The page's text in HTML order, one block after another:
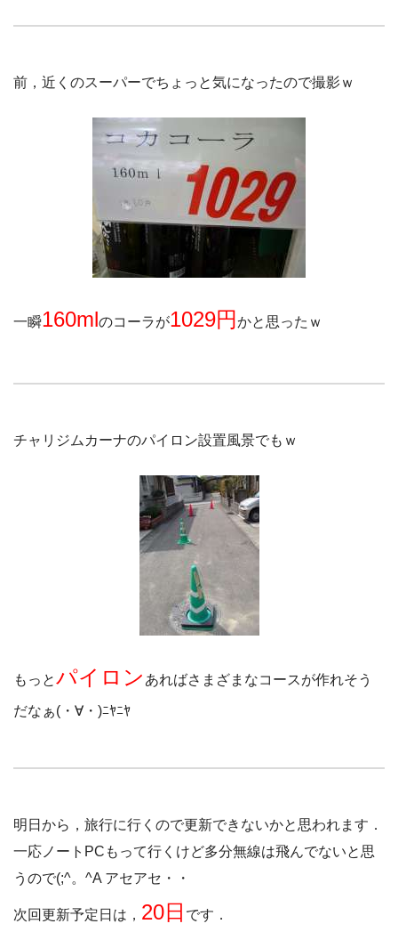
前，近くのスーパーでちょっと気になったので撮影ｗ
一瞬160mlのコーラが1029円 かと思ったｗ
チャリジムカーナのパイロン設置風景でもｗ
もっとパイロン あればさまざまなコースが作れそう
だなぁ(・∀・)ﾆﾔﾆﾔ
明日から，旅行に行くので更新できないかと思われます．
一応ノートPCもって行くけど多分無線は飛んでないと思
うので(;^。^A アセアセ・・
次回更新予定日は， 20日 です．